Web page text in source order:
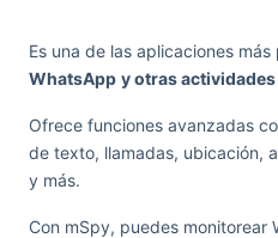
Es una de las aplicaciones
WhatsApp y otras actividades
Ofrece funciones avanzadas
de texto, llamadas, ubicación,
y más.
Con mSpy, puedes monitorear